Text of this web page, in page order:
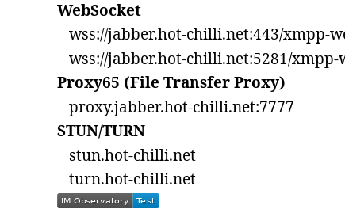
WebSocket
wss://jabber.hot-chilli.net:443/xmpp-
wss://jabber.hot-chilli.net:5281/xmpp-
Proxy65 (File Transfer Proxy)
proxy.jabber.hot-chilli.net:7777
STUN/TURN
stun.hot-chilli.net
turn.hot-chilli.net